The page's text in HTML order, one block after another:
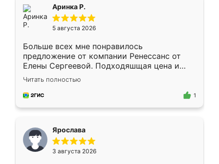
Аринка Р.
5 августа 2026
Больше всех мне понравилось
предложение от компании Ренессанс от
Елены Сергеевой. Подходяшщая цена и
короткие сроки изготовления. Приехавший
для замера сотрудник Владислав
предложил по моему эскизу самый
Читать полностью
1
Ярослава
3 августа 2026